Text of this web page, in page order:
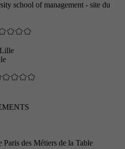
school of management - site du
des Métiers de la Table